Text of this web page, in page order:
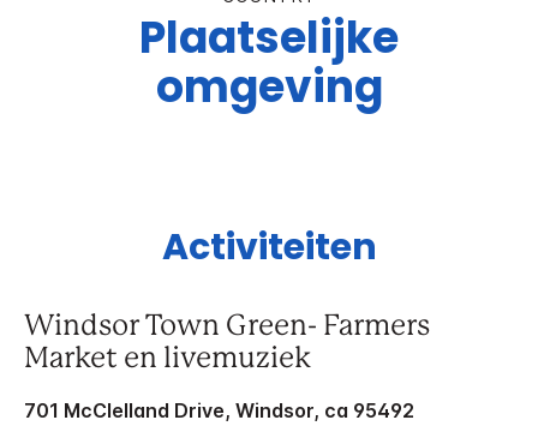
Plaatselijke
omgeving
Activiteiten
Windsor Town Green- Farmers
Market en livemuziek
701 McClelland Drive, Windsor, ca 95492